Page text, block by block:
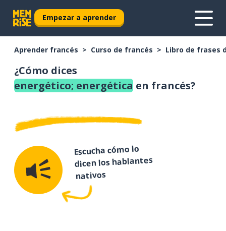
Empezar a aprender
Aprender francés Curso de francés Libro de frases
¿Cómo dices
energético; energética en francés?
Escucha cómo lo
dicen los hablantes
nativos